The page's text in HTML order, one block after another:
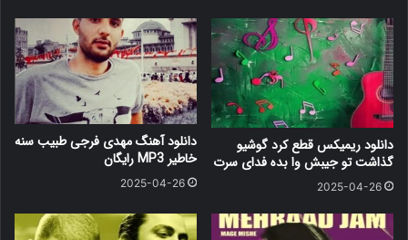
دانلود ریمیکس قطع کرد گوشیو
گذاشت تو جیبش وا بده فدای سرت
2025-04-26
دانلود آهنگ مهدی فرجی طبیب سنه
خاطیر MP3 رایگان
2025-04-26